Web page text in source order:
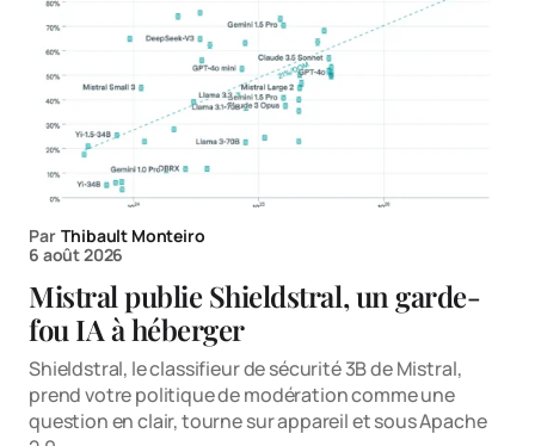
Par Thibault Monteiro
6 août 2026
Mistral publie Shieldstral, un garde-
fou IA à héberger
Shieldstral, le classifieur de sécurité 3B de Mistral,
prend votre politique de modération comme une
question en clair, tourne sur appareil et sous Apache